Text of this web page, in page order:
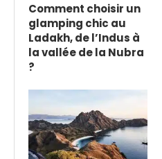
Comment choisir un
glamping chic au
Ladakh, de l’Indus à
la vallée de la Nubra
?